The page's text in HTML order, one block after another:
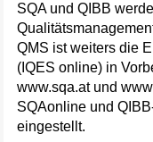
SQA und QIBB
QMS ist weiters die
(IQES online) in
www.sqa.at und
SQAonline und
eingestellt.